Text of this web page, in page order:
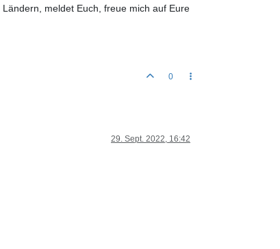
meldet Euch, freue mich auf Eure
0
29. Sept. 2022, 16:42